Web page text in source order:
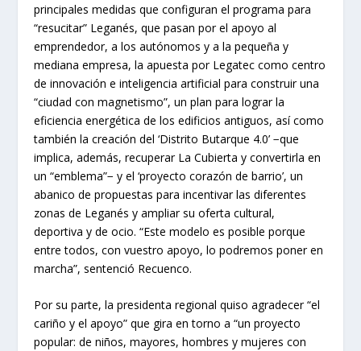
principales medidas que configuran el programa para
“resucitar” Leganés, que pasan por el apoyo al
emprendedor, a los autónomos y a la pequeña y
mediana empresa, la apuesta por Legatec como centro
de innovación e inteligencia artificial para construir una
“ciudad con magnetismo”, un plan para lograr la
eficiencia energética de los edificios antiguos, así como
también la creación del ‘Distrito Butarque 4.0’ −que
implica, además, recuperar La Cubierta y convertirla en
un “emblema”− y el ‘proyecto corazón de barrio’, un
abanico de propuestas para incentivar las diferentes
zonas de Leganés y ampliar su oferta cultural,
deportiva y de ocio. “Este modelo es posible porque
entre todos, con vuestro apoyo, lo podremos poner en
marcha”, sentenció Recuenco.
Por su parte, la presidenta regional quiso agradecer “el
cariño y el apoyo” que gira en torno a “un proyecto
popular: de niños, mayores, hombres y mujeres con